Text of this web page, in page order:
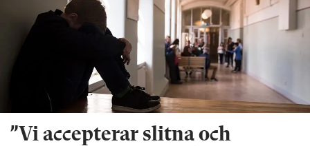
”Vi accepterar slitna och